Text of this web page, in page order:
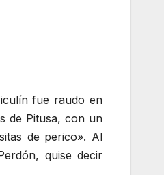
fue raudo en
de Pitusa, con un
de perico». Al
quise decir